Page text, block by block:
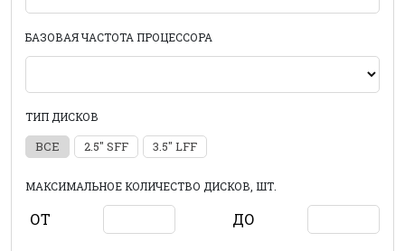
БАЗОВАЯ ЧАСТОТА ПРОЦЕССОРА
ТИП ДИСКОВ
ВСЕ 2.5" SFF 3.5" LFF
МАКСИМАЛЬНОЕ КОЛИЧЕСТВО ДИСКОВ, ШТ.
ОТ ДО